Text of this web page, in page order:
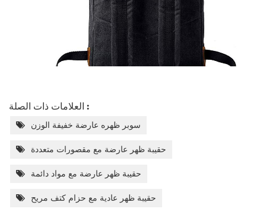
العلامات ذات الصلة :
سوبر ظهره عارضة خفيفة الوزن
حقيبة ظهر عارضة مع مقصورات متعددة
حقيبة ظهر عارضة مع مواد دائمة
حقيبة ظهر عادية مع حزام كتف مريح